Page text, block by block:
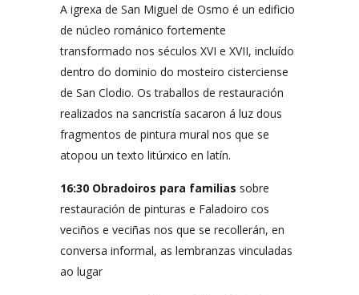
A igrexa de San Miguel de Osmo é un edificio
de núcleo románico fortemente
transformado nos séculos XVI e XVII, incluído
dentro do dominio do mosteiro cisterciense
de San Clodio. Os traballos de restauración
realizados na sancristía sacaron á luz dous
fragmentos de pintura mural nos que se
atopou un texto litúrxico en latín.
16:30 Obradoiros para familias sobre
restauración de pinturas e Faladoiro cos
veciños e veciñas nos que se recollerán, en
conversa informal, as lembranzas vinculadas
ao lugar